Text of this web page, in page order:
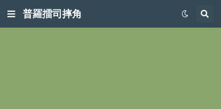
普羅擂司摔角